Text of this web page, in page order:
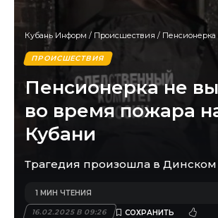
Кубань Информ / Происшествия / Пенсионерка не
ПРОИСШЕСТВИЯ
Пенсионерка не
во время пожара
Кубани
Трагедия произошла в Динском
16.02.2025 В 09:26
1 МИН ЧТЕНИЯ